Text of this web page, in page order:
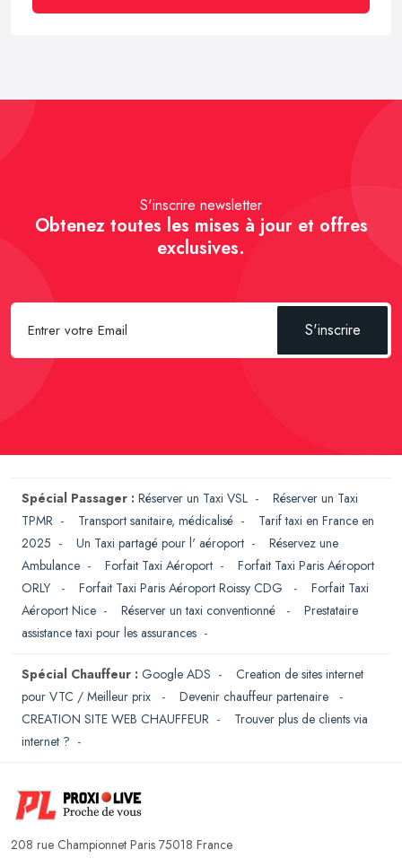
S'inscrire newsletter
Obtenez toutes les mises à jour et offres
exclusives.
S'inscrire
Spécial Passager : Réserver un Taxi VSL - Réserver un Taxi
TPMR - Transport sanitaire, médicalisé - Tarif taxi en France en
2025 - Un Taxi partagé pour l' aéroport - Réservez une
Ambulance - Forfait Taxi Aéroport - Forfait Taxi Paris Aéroport
ORLY
- Forfait Taxi Paris Aéroport Roissy CDG - Forfait Taxi
Aéroport Nice - Réserver un taxi conventionné - Prestataire
assistance taxi pour les assurances -
Spécial Chauffeur : Google ADS - Creation de sites internet
pour VTC / Meilleur prix
- Devenir chauffeur partenaire
-
CREATION SITE WEB CHAUFFEUR - Trouver plus de clients via
internet ? -
208 rue Championnet Paris 75018 France